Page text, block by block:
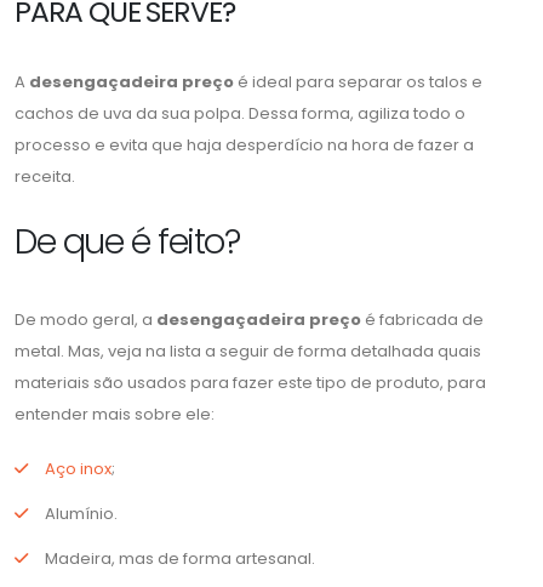
PARA QUE SERVE?
A desengaçadeira preço é ideal para separar os talos e
cachos de uva da sua polpa. Dessa forma, agiliza todo o
processo e evita que haja desperdício na hora de fazer a
receita.
De que é feito?
De modo geral, a desengaçadeira preço é fabricada de
metal. Mas, veja na lista a seguir de forma detalhada quais
materiais são usados para fazer este tipo de produto, para
entender mais sobre ele:
Aço inox;
Alumínio.
Madeira, mas de forma artesanal.